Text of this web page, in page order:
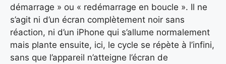
démarrage » ou « redémarrage en boucle ». Il ne
s’agit ni d’un écran complètement noir sans
réaction, ni d’un iPhone qui s’allume normalement
mais plante ensuite, ici, le cycle se répète à l’infini,
sans que l’appareil n’atteigne l’écran de